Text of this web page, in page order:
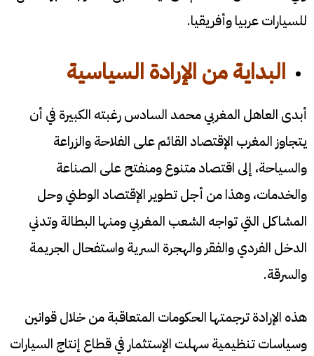
للسيارات عربيا وأفريقيا.
البداية من الإرادة السياسية
أبدى العاهل المغربي محمد السادس رغبته الكبيرة في أن
يتجاوز المغرب الإقتصاد القائم على الفلاحة والزراعة
والسياحة، إلى اقتصاد متنوع ومنفتح على الصناعة
والخدمات، وهذا من أجل تطوير الإقتصاد الوطني وحل
المشاكل التي تواجه الشعب المغربي ومنها البطالة وتدني
الدخل الفردي والفقر والهجرة السرية واستفحال الجريمة
والسرقة.
هذه الإرادة ترجمتها الحكومات المتعاقبة من خلال قوانين
وسياسات تنظيمية سهلت الإستثمار في قطاع إنتاج السيارات